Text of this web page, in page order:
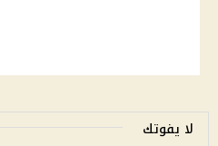
لا يفوتك